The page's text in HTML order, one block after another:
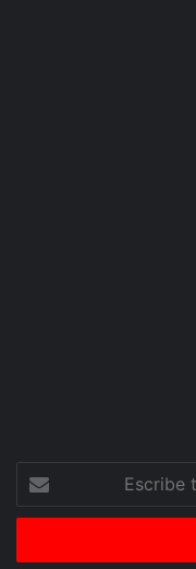
correo